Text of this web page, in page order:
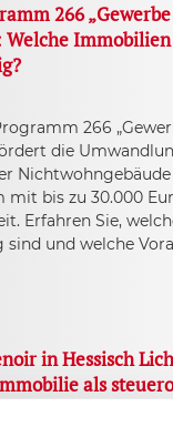
266
Welche
266
die
mit bis zu 30.000
Erfahren Sie,
sind und welche
in Hessisch
als